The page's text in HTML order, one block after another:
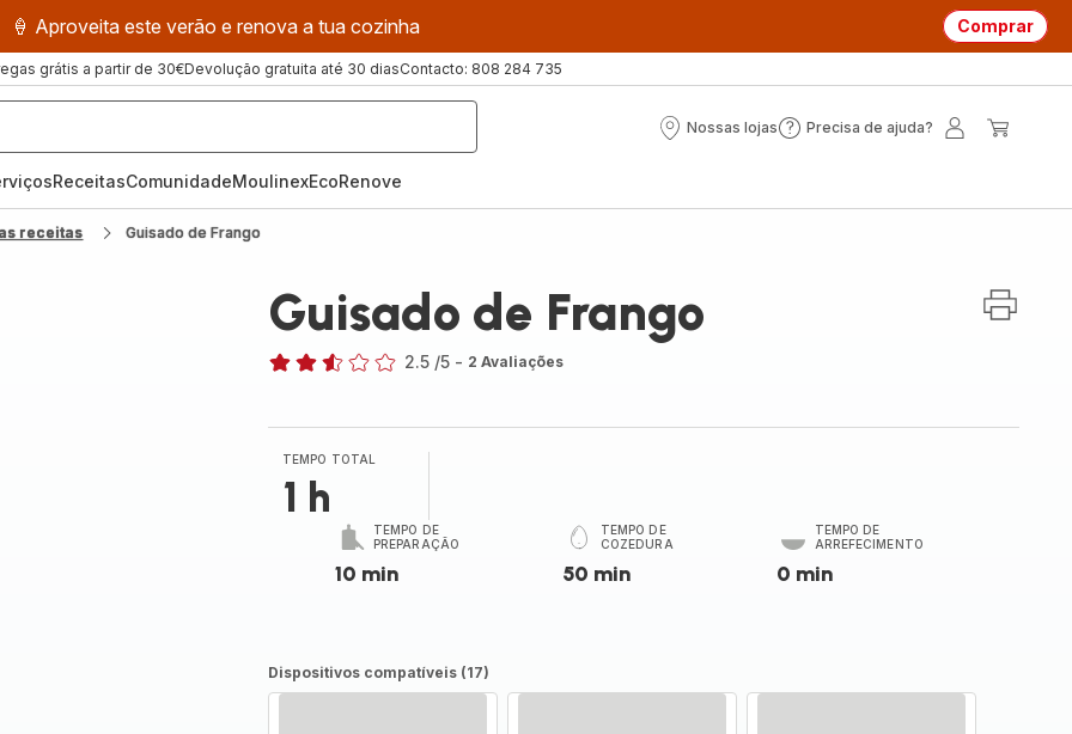
🍦 Aproveita este verão e renova a tua cozinha Comprar
grátis a partir de 30€Devolução gratuita até 30 diasContacto: 808 284 735
Nossas lojas
Nossas
Precisa de ajuda?
Precisa
ReceitasComunidadeMoulinexEcoRenove
receitas Guisado de Frango
Guisado de Frango
2.5 /5 - 2 Avaliações
TEMPO TOTAL
1 h
TEMPO DE
PREPARAÇÃO
10 min
TEMPO DE
COZEDURA
50 min
TEMPO DE
ARREFECIMENTO
0 min
Dispositivos compatíveis (17)